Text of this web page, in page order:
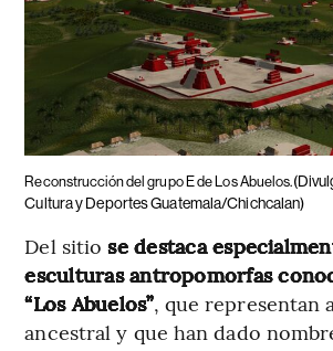
Reconstrucción del grupo E de Los Abuelos.
Cultura y Deportes Guatemala/Chichcalan)
Del sitiose destaca
esculturas antropomorfas
“Los Abuelos”, que representan
ancestral y que han dado